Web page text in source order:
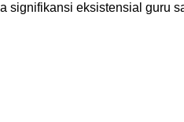
signifikansi eksistensial guru